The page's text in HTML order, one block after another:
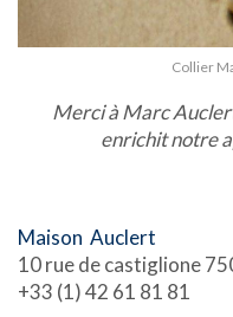
Collier
Merci à Marc
enrichit notre
Maison Auclert
10 rue de castiglione
+33 (1) 42 61 81 81